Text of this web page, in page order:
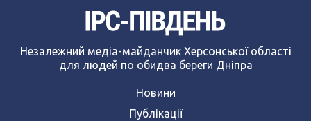
Незалежний медіа-майданчик Херсонської області
для людей по обидва береги Дніпра
Новини
Публікації